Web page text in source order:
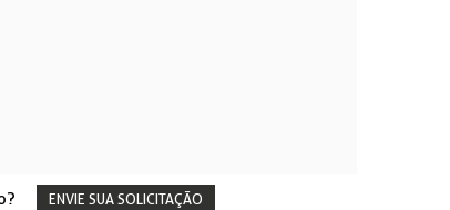
ENVIE SUA SOLICITAÇÃO